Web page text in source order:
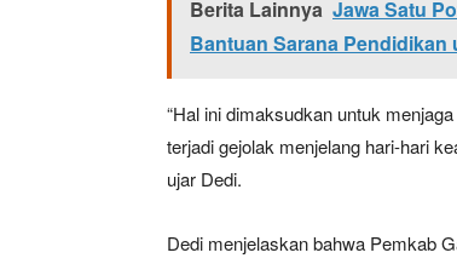
Berita Lainnya Jawa Satu
Bantuan Sarana
“Hal ini dimaksudkan untuk
terjadi gejolak menjelang hari-hari
ujar Dedi.
Dedi menjelaskan bahwa Pemkab